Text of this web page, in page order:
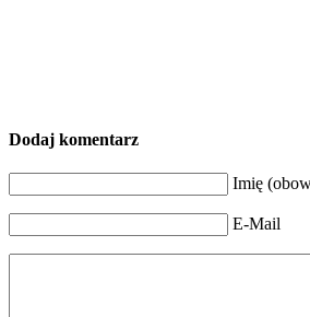
Dodaj komentarz
Imię
E-Mail